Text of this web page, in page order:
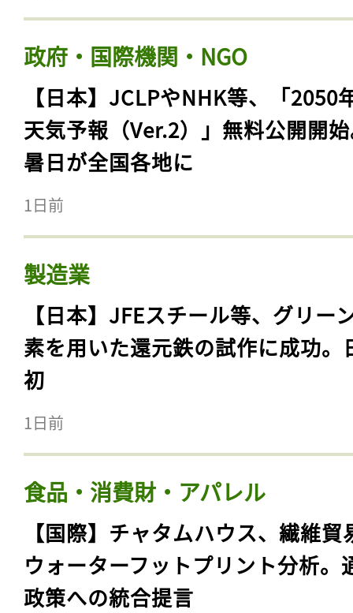
政府・国際機関・NGO
【日本】JCLPやNHK等、「2050
天気予報（Ver.2）」無料公開開
暑日が全国各地に
1日前
製造業
【日本】JFEスチール等、グリー
素を用いた還元鉄の試作に成功。
初
1日前
食品・消費財・アパレル
【国際】チャタムハウス、繊維貿
ウォーターフットプリント分析。
政策への統合提言